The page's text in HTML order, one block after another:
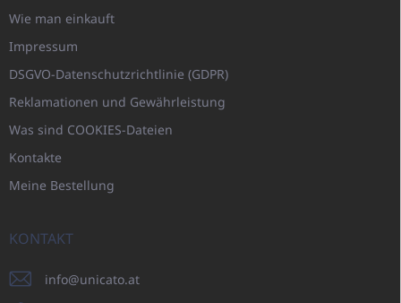
Wie man einkauft
Impressum
DSGVO-Datenschutzrichtlinie (GDPR)
Reklamationen und Gewährleistung
Was sind COOKIES-Dateien
Kontakte
Meine Bestellung
KONTAKT
info@unicato.at